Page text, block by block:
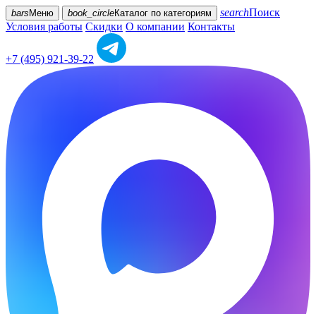
bars Меню book_circleКаталог по категориям searchПоиск
Условия работы Скидки О компании Контакты
+7 (495) 921-39-22